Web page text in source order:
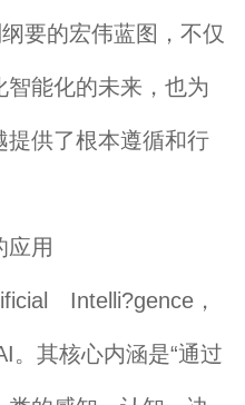
要的宏伟蓝图，不仅
能化的未来，也为
提供了根本遵循和行
应用
Intelli?gence，
。其核心内涵是“通过